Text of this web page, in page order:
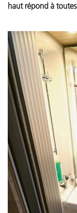
haut répond à